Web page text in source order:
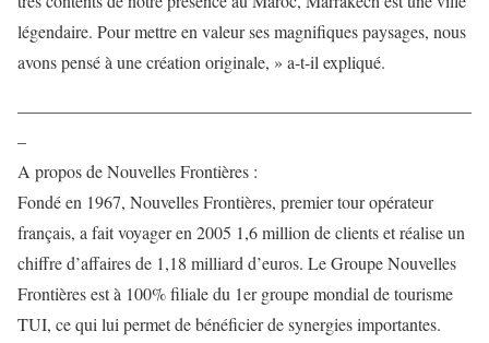
légendaire. Pour mettre en valeur ses magnifiques paysages, nous
avons pensé à une création originale, » a-t-il expliqué.
——————————————————————————
–
A propos de Nouvelles Frontières :
Fondé en 1967, Nouvelles Frontières, premier tour opérateur
français, a fait voyager en 2005 1,6 million de clients et réalise un
chiffre d’affaires de 1,18 milliard d’euros. Le Groupe Nouvelles
Frontières est à 100% filiale du 1er groupe mondial de tourisme
TUI, ce qui lui permet de bénéficier de synergies importantes.